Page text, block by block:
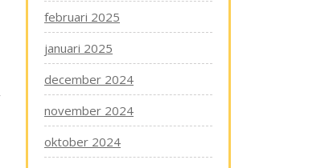
februari 2025
januari 2025
december 2024
november 2024
oktober 2024